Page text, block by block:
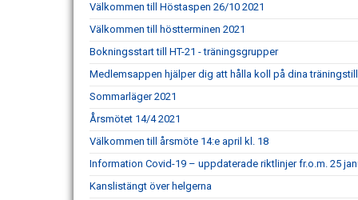
Välkommen till Höstaspen 26/10 2021
Välkommen till höstterminen 2021
Bokningsstart till HT-21 - träningsgrupper
Medlemsappen hjälper dig att hålla koll på dina
Sommarläger 2021
Årsmötet 14/4 2021
Välkommen till årsmöte 14:e april kl. 18
Information Covid-19 – uppdaterade riktlinjer fr.o.m. 25
Kanslistängt över helgerna